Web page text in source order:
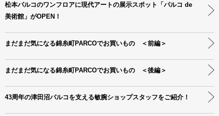
松本パルコのワンフロアに現代アートの展示スポット「パルコ de
美術館」がOPEN！
まだまだ気になる錦糸町PARCOでお買いもの ＜前編＞
まだまだ気になる錦糸町PARCOでお買いもの ＜後編＞
43周年の津田沼パルコを支える敏腕ショップスタッフをご紹介！